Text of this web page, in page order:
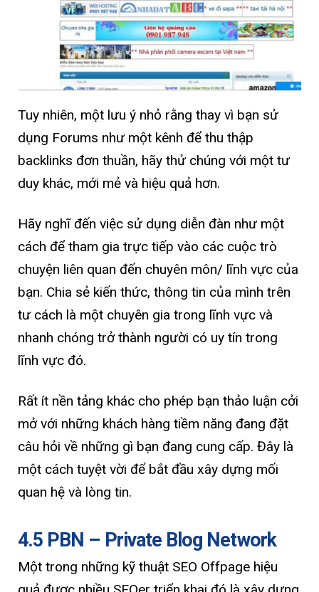
Tuy nhiên, một lưu ý nhỏ rằng thay vì bạn sử
dụng Forums như một kênh để thu thập
backlinks đơn thuần, hãy thử chúng với một tư
duy khác, mới mẻ và hiệu quả hơn.
Hãy nghĩ đến việc sử dụng diễn đàn như một
cách để tham gia trực tiếp vào các cuộc trò
chuyện liên quan đến chuyên môn/ lĩnh vực của
bạn. Chia sẻ kiến thức, thông tin của mình trên
tư cách là một chuyên gia trong lĩnh vực và
nhanh chóng trở thành người có uy tín trong
lĩnh vực đó.
Rất ít nền tảng khác cho phép bạn thảo luận cởi
mở với những khách hàng tiềm năng đang đặt
câu hỏi về những gì bạn đang cung cấp. Đây là
một cách tuyệt vời để bắt đầu xây dựng mối
quan hệ và lòng tin.
4.5 PBN – Private Blog Network
Một trong những kỹ thuật SEO Offpage hiệu